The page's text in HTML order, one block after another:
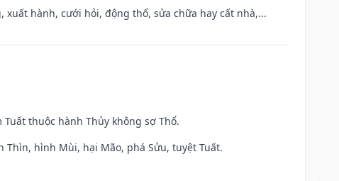
hành, cưới hỏi, động thổ, sửa chữa hay cất nhà,...
thuộc hành Thủy không sợ Thổ.
Thìn, hình Mùi, hại Mão, phá Sửu, tuyệt Tuất.